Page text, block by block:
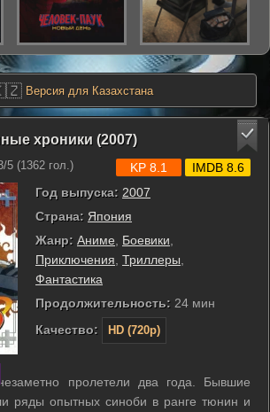
Версия для Казахстана
хроники (2007)
5 (1362 гол.)
Год выпуска: 2007
Страна: Япония
Жанр: Аниме Боевики
Приключения Триллеры
Фантастика
Продолжительность: 24 мин
Качество:
HD (720p)
KP 8.1 IMDB 8.6
пролетели два года. Бывшие
ряды опытных синоби в ранге тюнин и